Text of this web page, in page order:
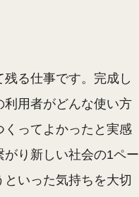
る仕事です。完成し
用者がどんな使い方
くってよかったと実感
り新しい社会の1ペー
いった気持ちを大切